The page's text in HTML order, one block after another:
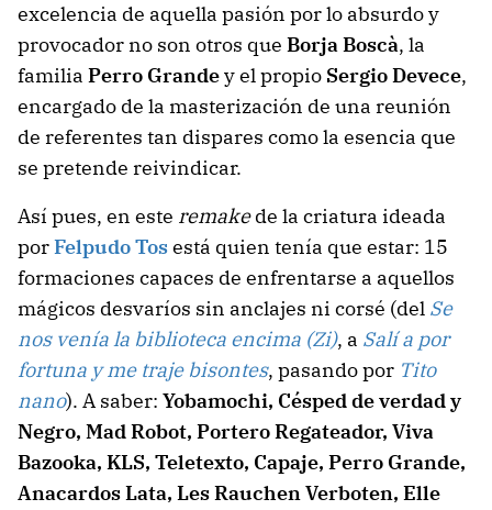
excelencia de aquella pasión por lo absurdo y
provocador no son otros que Borja Boscà, la
familia Perro Grandey el propio Sergio Devece,
encargado de la masterización de una reunión
de referentes tan dispares como la esencia que
se pretende reivindicar.
Así pues, en este remakede la criatura ideada
porFelpudo Tosestá quien tenía que estar: 15
formaciones capaces de enfrentarse a aquellos
mágicos desvaríos sin anclajes ni corsé (del Se
nos venía la biblioteca encima (Zi), a Salí a por
fortuna y me traje bisontes, pasando por Tito
nano). A saber: Yobamochi, Césped de verdad y
Negro, Mad Robot, Portero Regateador, Viva
Bazooka, KLS, Teletexto, Capaje, Perro Grande,
Anacardos Lata, Les Rauchen Verboten, Elle